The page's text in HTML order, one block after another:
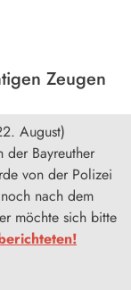
Zeugen
August)
der Bayreuther
von der Polizei
nach dem
möchte sich bitte